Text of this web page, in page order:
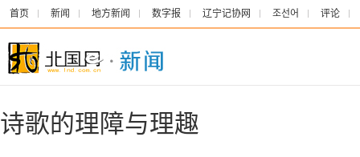
首页 新闻 地方新闻 数字报 辽宁记协网 조선어 评论
诗歌的理障与理趣